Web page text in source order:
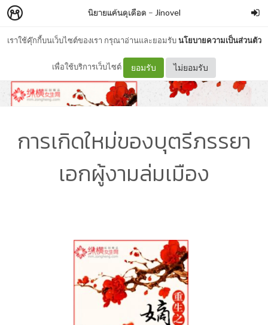
เราใช้คุ๊กกี้บนเว็บไซต์ของเรา กรุณาอ่านและยอมรับนโยบายความเป็นส่วนตัว
เพื่อใช้บริการเว็บไซต์ ยอมรับ ไม่ยอมรับ
นิยายแค้นดุเดือด – Jinovel
การเกิดใหม่ของบุตรีภรรยา
เอกผู้งามล่มเมือง